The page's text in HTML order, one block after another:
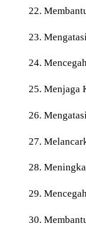
22.
23.
24.
25. Menjaga
26.
27.
28.
29.
30.